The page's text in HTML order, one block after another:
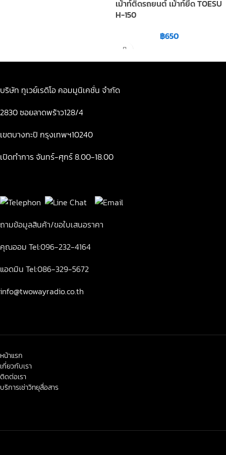
เม้าท์ติดรถยนต์ เม้าท์ยึด TOESU
H-150
฿650
บริษัท ทูเวย์เรดิโอ คอมมูนิเคชั่น จำกัด
2830 ซอยลาดพร้าว128/4
เขตบางกะปิ กรุงเทพฯ10240
เปิดทำการ จันทร์-ศุกร์ 8.00-18.00
ถามข้อมูลสินค้า/ขอใบเสนอราคา
คุณออม Tel:096-232-4164
แอดมิน Tel:086-329-5672
info@twowayradio.co.th
หน้าแรก
เกี่ยวกับเรา
ติดต่อเรา
บริการเช่าวิทยุสื่อสาร